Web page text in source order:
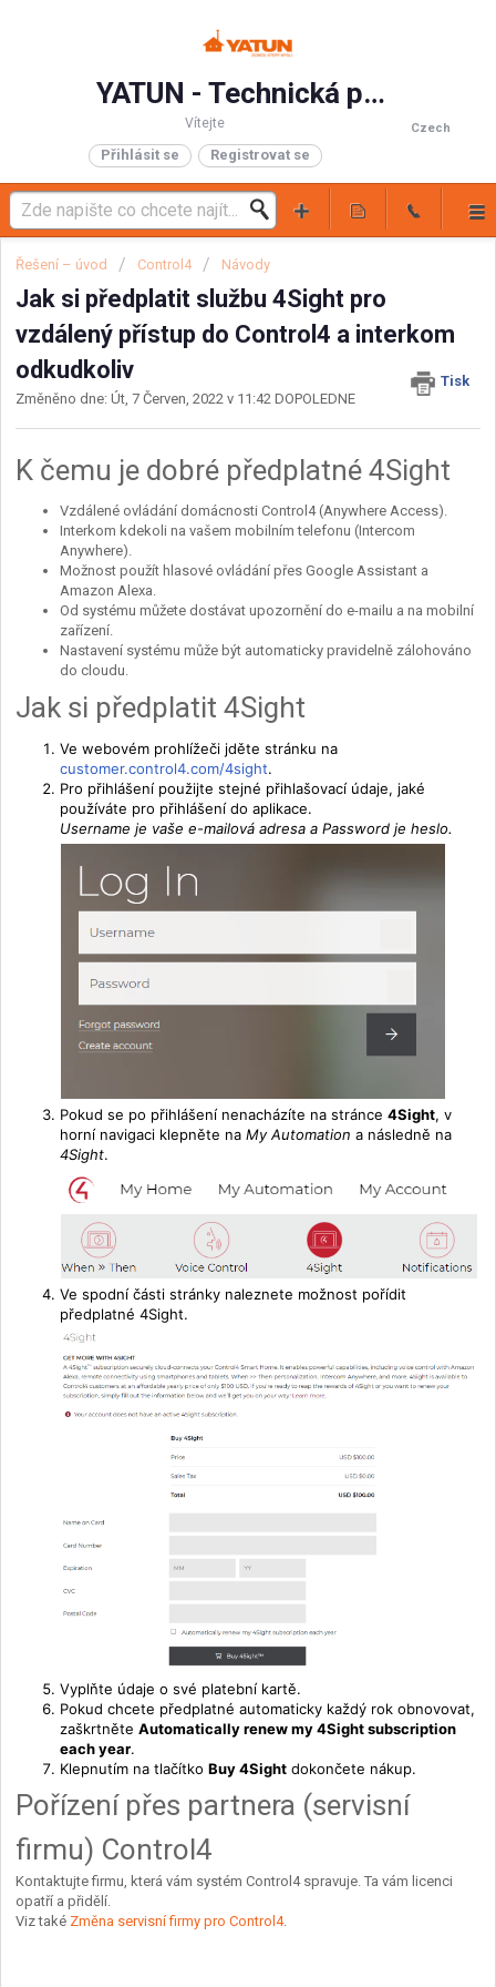
YATUN - Technická podpora
Czech
Vítejte
Přihlásit se Registrovat se
Řešení – úvod Control4 Návody
Jak si předplatit službu 4Sight pro
vzdálený přístup do Control4 a interkom
odkudkoliv
Tisk
Změněno dne: Út, 7 Červen, 2022 v 11:42 DOPOLEDNE
K čemu je dobré předplatné 4Sight
Vzdálené ovládání domácnosti Control4 (Anywhere Access).
Interkom kdekoli na vašem mobilním telefonu (Intercom
Anywhere).
Možnost použít hlasové ovládání přes Google Assistant a
Amazon Alexa.
Od systému můžete dostávat upozornění do e-mailu a na mobilní
zařízení.
Nastavení systému může být automaticky pravidelně zálohováno
do cloudu.
Jak si předplatit 4Sight
Ve webovém prohlížeči jděte stránku na
customer.control4.com/4sight.
Pro přihlášení použijte stejné přihlašovací údaje, jaké
používáte pro přihlášení do aplikace.
Username je vaše e-mailová adresa a Password je heslo.
Pokud se po přihlášení nenacházíte na stránce 4Sight, v
horní navigaci klepněte na My Automation a následně na
4Sight.
Ve spodní části stránky naleznete možnost pořídit
předplatné 4Sight.
Vyplňte údaje o své platební kartě.
Pokud chcete předplatné automaticky každý rok obnovovat,
zaškrtněte Automatically renew my 4Sight subscription
each year.
Klepnutím na tlačítko Buy 4Sight dokončete nákup.
Pořízení přes partnera (servisní
firmu) Control4
Kontaktujte firmu, která vám systém Control4 spravuje. Ta vám licenci
opatří a přidělí.
Viz také Změna servisní firmy pro Control4.